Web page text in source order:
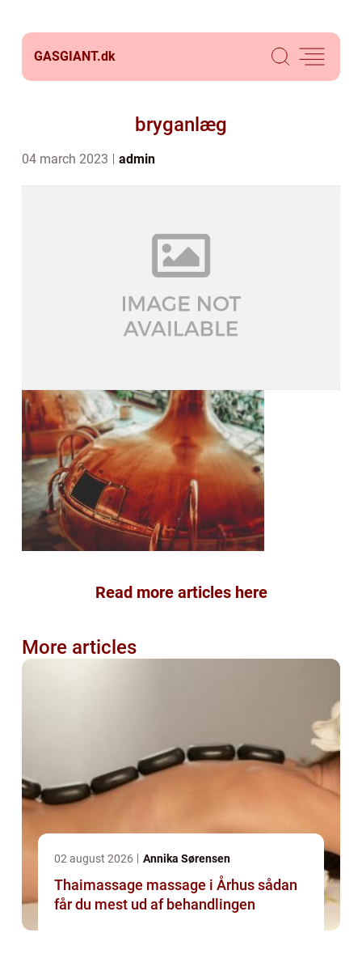
GASGIANT.dk
bryganlæg
04 march 2023 admin
Read more articles here
More articles
02 august 2026 Annika Sørensen
Thaimassage massage i Århus sådan
får du mest ud af behandlingen